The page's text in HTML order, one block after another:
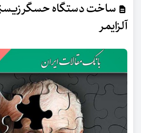
ساخت دستگاه حسگر زیستی
آلزایمر